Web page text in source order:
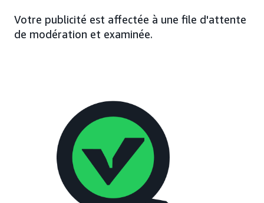
Votre publicité est affectée à une file d'attente
de modération et examinée.